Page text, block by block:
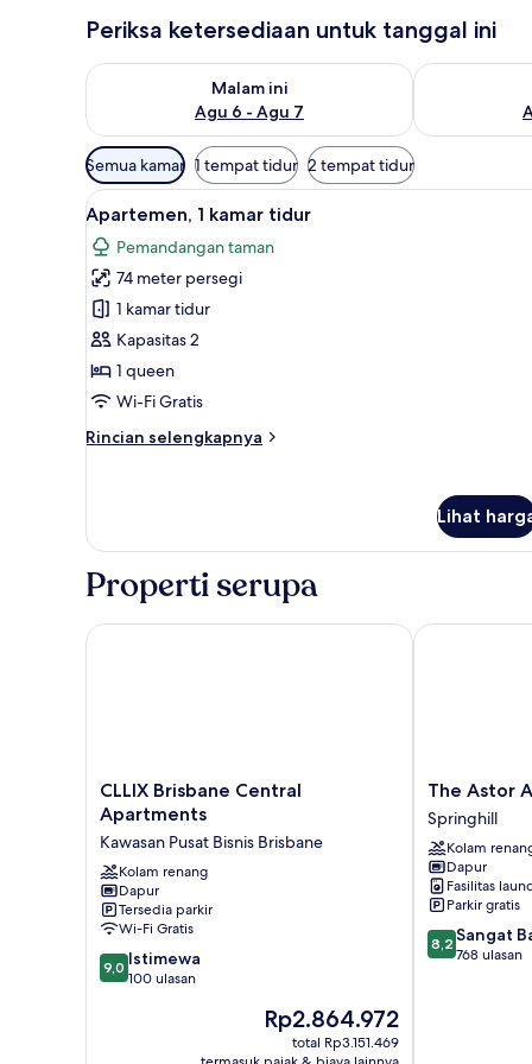
Periksa ketersediaan untuk tanggal ini
Malam ini
Agu 6 - Agu 7
Periksa ketersediaan untuk malam ini Agu 6 - Agu 7
Periksa
Filter
tersedia
untuk
kamar
Semua kamar 1 tempat tidur 2 tempat tidur
Lihat
semua
foto
untuk
Apartemen,
1
kamar
tidur
1 kamar tidur, seprai
8
Apartemen, 1 kamar tidur
Pemandangan taman
74 meter persegi
1 kamar tidur
Kapasitas 2
1 queen
Wi-Fi Gratis
Rincian selengkapnya
Rincian
1
tidur
Lihat
Properti serupa
CLLIX
Brisbane
Central
Apartments
Kawasan
Pusat
Bisnis
Brisbane
CLLIX Brisbane Central
Apartments
Kawasan Pusat Bisnis Brisbane
Kolam renang
Dapur
Tersedia parkir
Wi-Fi Gratis
9.0
dari
9,0 Istimewa
100 ulasan
Harga
sekarang
Rp2.864.972
Rp2.864.972
total Rp3.151.469
CLLIX Brisbane Central Apartments
The
Astor
Apartments
Springhill
The Astor
Springhill
Kolam
Dapur
Fasilitas
Parkir gratis
8.2
dari
8,2 Sangat
768 ulasan
The Astor